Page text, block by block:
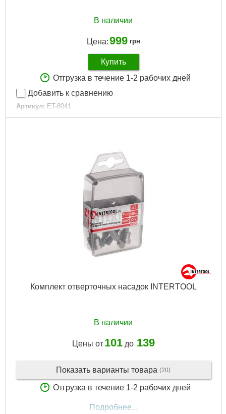
В наличии
Цена:999 грн
Купить
Отгрузка в течение 1-2 рабочих дней
Добавить к сравнению
Артикул: ET-8041
Код товара: 23.04.88
S2
М5-М12, Т20-Т55, H4-H12
320x160x30 мм
Подробнее...
Комплект отверточных насадок INTERTOOL
В наличии
Цены от 101до 139
Показать варианты товара (20)
Отгрузка в течение 1-2 рабочих дней
Подробнее...